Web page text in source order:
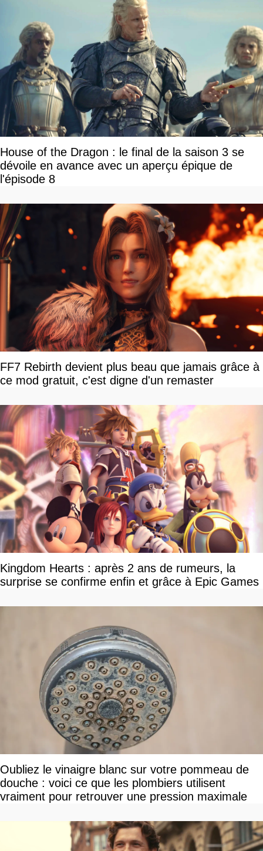
House of the Dragon : le final de la saison 3 se
dévoile en avance avec un aperçu épique de
l'épisode 8
FF7 Rebirth devient plus beau que jamais grâce à
ce mod gratuit, c'est digne d'un remaster
Kingdom Hearts : après 2 ans de rumeurs, la
surprise se confirme enfin et grâce à Epic Games
Oubliez le vinaigre blanc sur votre pommeau de
douche : voici ce que les plombiers utilisent
vraiment pour retrouver une pression maximale